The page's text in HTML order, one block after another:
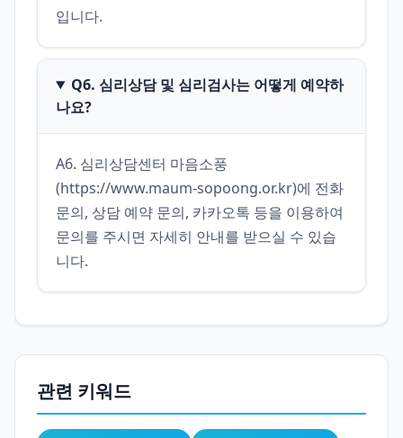
입니다.
Q6. 심리상담 및 심리검사는 어떻게 예약하
나요?
A6. 심리상담센터 마음소풍
(https://www.maum-sopoong.or.kr)에 전화
문의, 상담 예약 문의, 카카오톡 등을 이용하여
문의를 주시면 자세히 안내를 받으실 수 있습
니다.
관련 키워드